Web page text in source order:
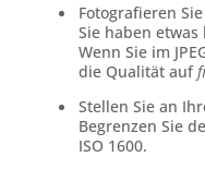
Fotografieren
Sie haben
Wenn Sie im
die Qualität auf
Stellen Sie an
Begrenzen Sie
ISO 1600.